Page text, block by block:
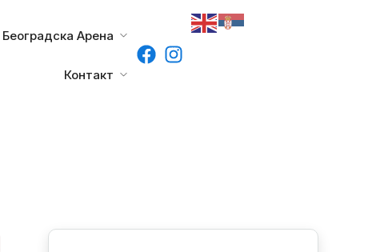
Београдска Арена
Контакт